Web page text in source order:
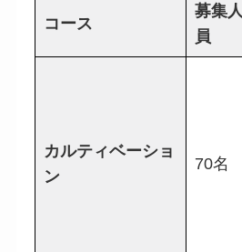
コース
募集人
員
カルティベーショ
ン
70名